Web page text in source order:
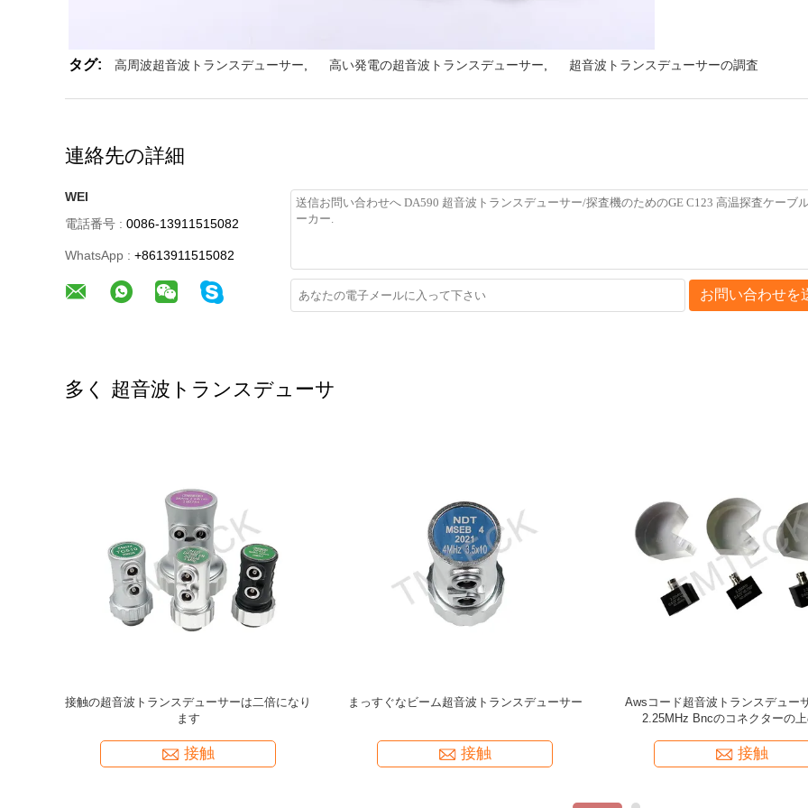
タグ: 高周波超音波トランスデューサー 高い発電の超音波トランスデューサー 超音波トランスデューサーの調査
連絡先の詳細
WEI
電話番号 : 0086-13911515082
WhatsApp : +8613911515082
お問い合わせを
多く 超音波トランスデューサ
段階配列探査機 4L16-1.0X16-M24-F2.5-D3
TMTeck 製
接触
Tmteckによって作られた線形配列探査機
接触
PT-08 超音波厚み計のための探
(5MHZ 8MM)
接触